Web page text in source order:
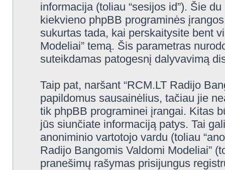
informacija (toliau “sesijos id”). Šie
kiekvieno phpBB programinės
sukurtas tada, kai perskaitysite bent
Modeliai” temą. Šis parametras
suteikdamas patogesnį dalyvavimą
Taip pat, naršant “RCM.LT Radijo
papildomus sausainėlius, tačiau jie
tik phpBB programinei įrangai. Kitas
jūs siunčiate informaciją patys. Tai
anoniminio vartotojo vardu (toliau
Radijo Bangomis Valdomi Modeliai”
pranešimų rašymas prisijungus